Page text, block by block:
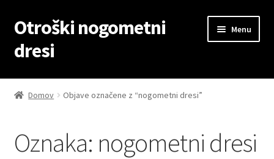
Skip
to
navigation
Skip
to
content
Otroški nogometni
dresi
Menu
Domov
Kontaktiraj nas
Domov Objave označene z “nogometni dresi”
Oznaka: nogometni dresi